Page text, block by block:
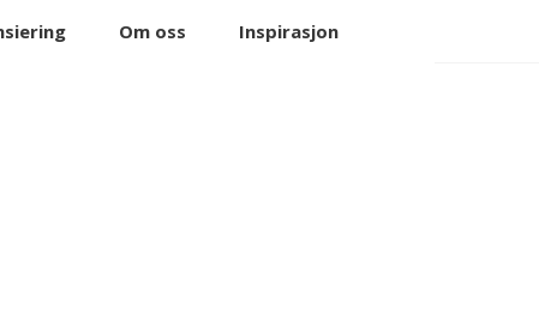
Min side Favoritter
Om oss Inspirasjon